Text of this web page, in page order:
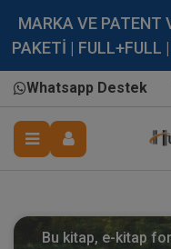
MARKA VE PATENT
PAKETİ | FULL+FULL
Whatsapp Destek
Bu kitap, e-kitap